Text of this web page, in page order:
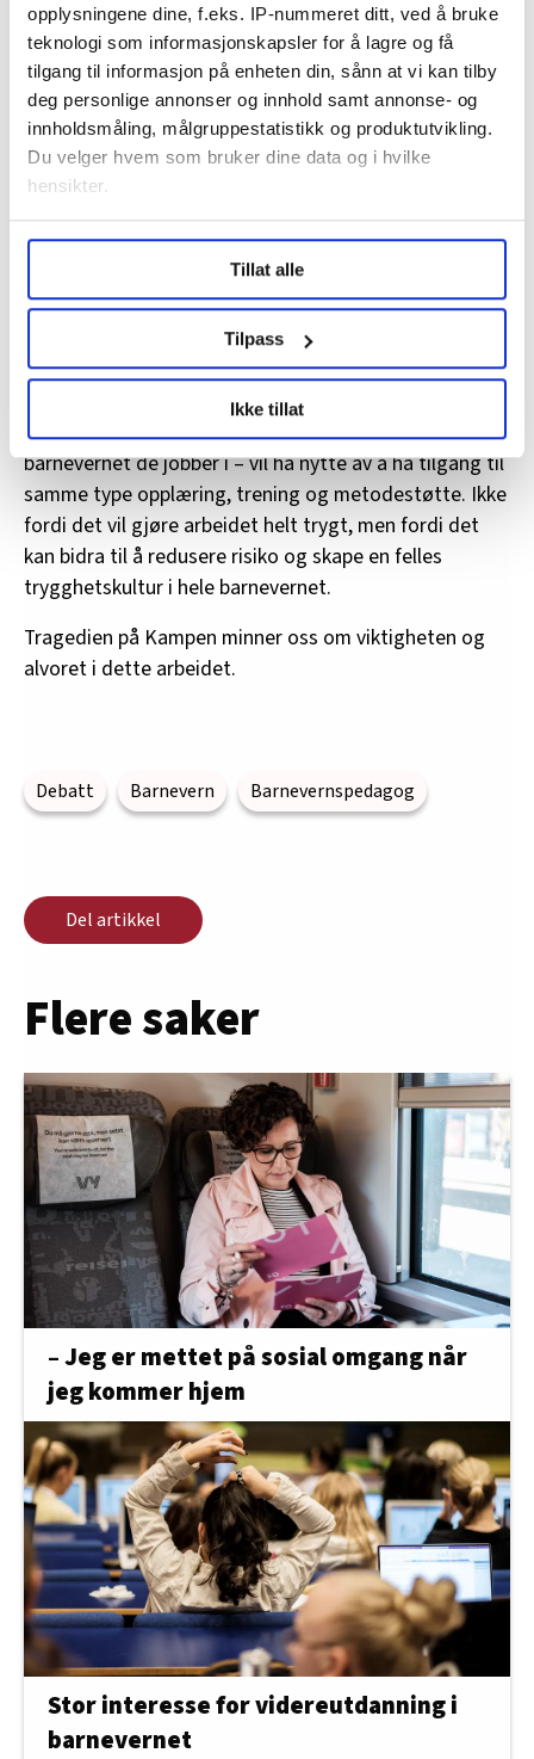
opplysningene dine, f.eks. IP-nummeret ditt, ved å bruke
teknologi som informasjonskapsler for å lagre og få
tilgang til informasjon på enheten din, sånn at vi kan tilby
deg personlige annonser og innhold samt annonse- og
innholdsmåling, målgruppestatistikk og produktutvikling.
Du velger hvem som bruker dine data og i hvilke
hensikter.
Undermer infokan du lese om hvordan dine personlige
data behandles og hvordan du kan velge hvordan de skal
brukes. Du kan hele tiden endre eller trekke tilbake ditt
samtykke fra erklæringen om informasjonskapsler.
LO Medias publikasjoner frifagbevegelse.no, hk-nytt.no
og fontene.no bruker informasjonskapsler (cookies) for å
lære hvordan våre nettsider blir brukt slik at vi tilby
relevant innhold, tilpassede annonser og utarbeide
statistikk.
Vi deler bare informasjon om hvordan du bruker
nettstedet med LO Medias egne samarbeidspartnere
innenfor analyse og annonsering. Disse er angitt i
Tillat alle
Tilpass
Ikke tillat
Denne erkjennelsen er ikke et uttrykk for nederlag,
men for realisme. Sikkerhetsarbeidet kan aldri fjerne
risikoen helt, men det kan redusere den, gjøre oss
bedre forberedt og gi ansatte trygghet i at de står i et
faglig fellesskap som har tatt temaet på alvor.
Kunnskapen og ferdighetene i trygghet og sikkerhet er
godt implementert i statlige barnevernsinstitusjoner.
Det betyr ikke at vi ikke kan bli enda bedre. Arbeidet
må videreutvikles, og kunnskapen må deles bredt i
sektoren. Alle ansatte – uavhengig av hvilken del av
barnevernet de jobber i – vil ha nytte av å ha tilgang til
samme type opplæring, trening og metodestøtte. Ikke
fordi det vil gjøre arbeidet helt trygt, men fordi det
kan bidra til å redusere risiko og skape en felles
trygghetskultur i hele barnevernet.
Tragedien på Kampen minner oss om viktigheten og
alvoret i dette arbeidet.
Debatt Barnevern Barnevernspedagog
Del artikkel
Flere saker
– Jeg er mettet på sosial omgang når
jeg kommer hjem
Stor interesse for videreutdanning i
barnevernet